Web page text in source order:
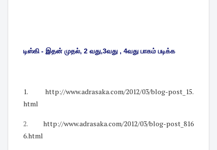
டிஸ்கி - இதன் முதல், 2 வது,3வது , 4வது பாகம் படிக்க
1. http://www.adrasaka.com/2012/03/blog-post_15.
html
2. http://www.adrasaka.com/2012/03/blog-post_816
6.html